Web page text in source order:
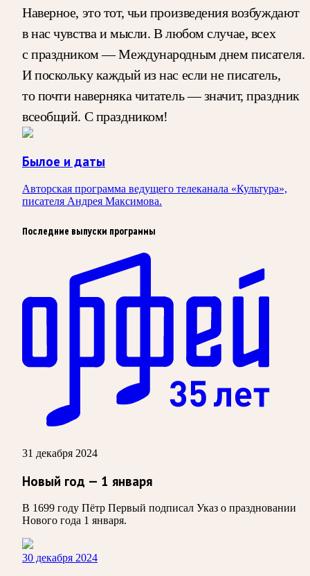
Наверное, это тот, чьи произведения возбуждают
в нас чувства и мысли. В любом случае, всех
с праздником — Международным днем писателя.
И поскольку каждый из нас если не писатель,
то почти наверняка читатель — значит, праздник
всеобщий. С праздником!
Былое и даты
Авторская программа ведущего телеканала «Культура»,
писателя Андрея Максимова.
Последние выпуски программы
31 декабря 2024
Новый год — 1 января
В 1699 году Пётр Первый подписал Указ о праздновании
Нового года 1 января.
30 декабря 2024